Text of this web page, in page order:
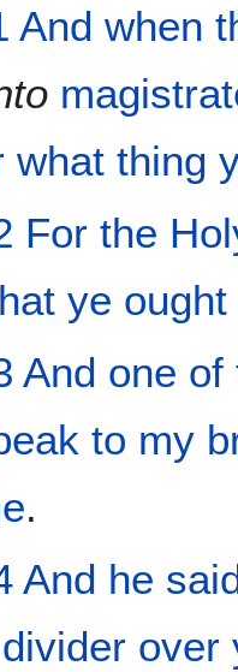
And when
what thing
For the
ye ought
And one of
to my
.
And he
over